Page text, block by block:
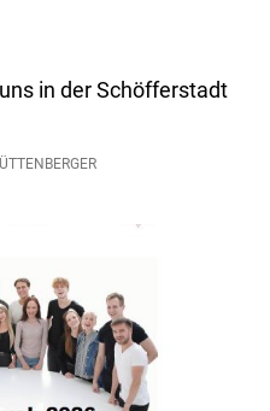
in der Schöfferstadt